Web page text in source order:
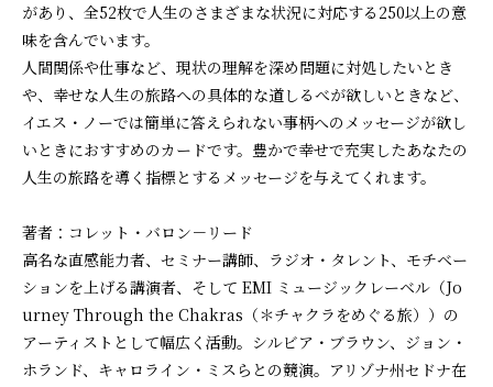
があり、全52枚で人生のさまざまな状況に対応する250以上の意
味を含んでいます。
人間関係や仕事など、現状の理解を深め問題に対処したいとき
や、幸せな人生の旅路への具体的な道しるべが欲しいときなど、
イエス・ノーでは簡単に答えられない事柄へのメッセージが欲し
いときにおすすめのカードです。豊かで幸せで充実したあなたの
人生の旅路を導く指標とするメッセージを与えてくれます。
著者：コレット・バロン－リード
高名な直感能力者、セミナー講師、ラジオ・タレント、モチベー
ションを上げる講演者、そして EMI ミュージックレーベル（Jo
urney Through the Chakras（＊チャクラをめぐる旅））の
アーティストとして幅広く活動。シルビア・ブラウン、ジョン・
ホランド、キャロライン・ミスらとの競演。アリゾナ州セドナ在